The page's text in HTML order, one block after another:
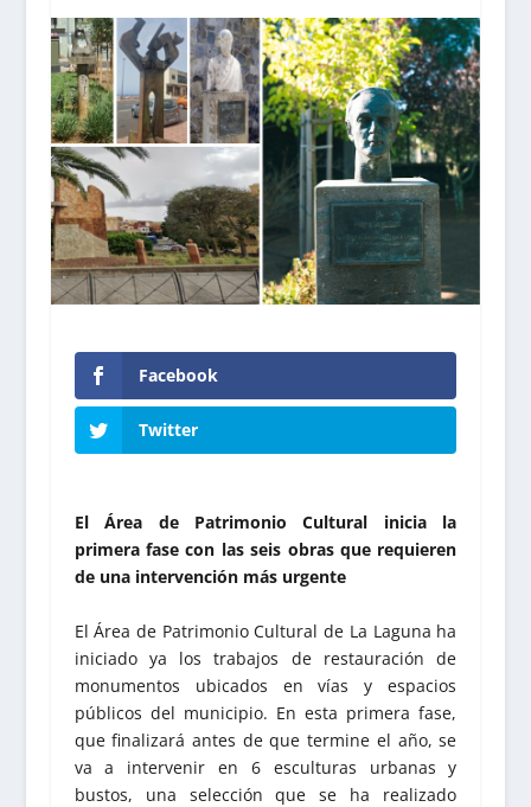
Facebook
Twitter
El Área de Patrimonio Cultural inicia la
primera fase con las seis obras que requieren
de una intervención más urgente
El Área de Patrimonio Cultural de La Laguna ha
iniciado ya los trabajos de restauración de
monumentos ubicados en vías y espacios
públicos del municipio. En esta primera fase,
que finalizará antes de que termine el año, se
va a intervenir en 6 esculturas urbanas y
bustos, una selección que se ha realizado